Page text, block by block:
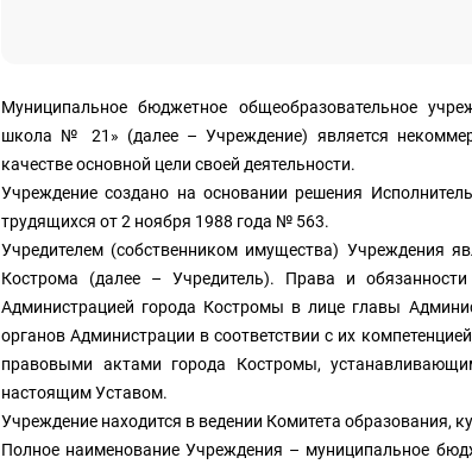
Муниципальное бюджетное общеобразовательное
школа № 21» (далее – Учреждение) является
качестве основной цели своей деятельности.
Учреждение создано на основании решения
трудящихся от 2 ноября 1988 года № 563.
Учредителем (собственником имущества) Учреждения
Кострома (далее – Учредитель). Права и
Администрацией города Костромы в лице главы
органов Администрации в соответствии с их
правовыми актами города Костромы,
настоящим Уставом.
Учреждение находится в ведении Комитета образования,
Полное наименование Учреждения – муниципальное